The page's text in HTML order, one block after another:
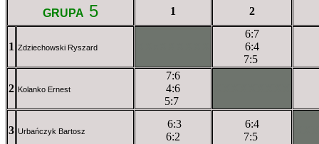
GRUPA 5 1 2
1 Zdziechowski Ryszard
6:7
6:4
7:5
2 Kolanko Ernest
7:6
4:6
5:7
3 Urbańczyk Bartosz
6:3
6:2
6:4
7:5